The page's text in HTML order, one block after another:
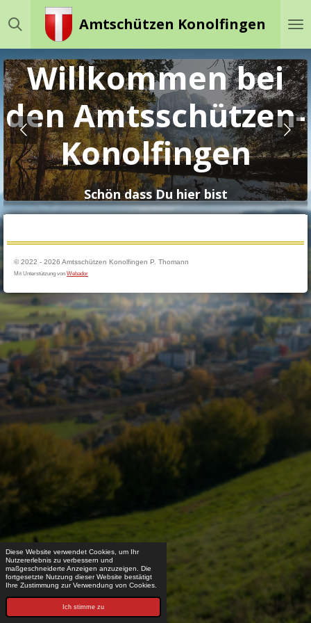
Diese Website verwendet Cookies, um Ihr
Nutzererlebnis zu verbessern und
maßgeschneiderte Anzeigen anzuzeigen. Die
fortgesetzte Nutzung dieser Website bestätigt
Ihre Zustimmung zur Verwendung von Cookies.
Ich stimme zu
Hauptinhalt
springen
Amtschützen Konolfingen
Willkommen bei
den Amtsschützen-
Konolfingen
Schön dass Du hier bist
© 2022 - 2026 Amtsschützen Konolfingen P. Thomann
Mit Unterstützung von Webador